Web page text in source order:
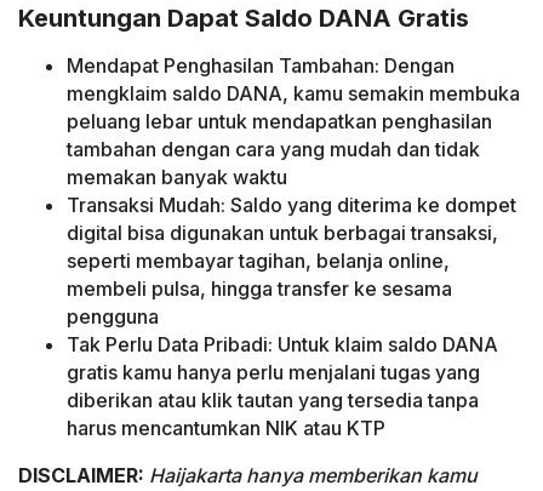
Keuntungan Dapat Saldo DANA Gratis
Mendapat Penghasilan Tambahan: Dengan
mengklaim saldo DANA, kamu semakin membuka
peluang lebar untuk mendapatkan penghasilan
tambahan dengan cara yang mudah dan tidak
memakan banyak waktu
Transaksi Mudah: Saldo yang diterima ke dompet
digital bisa digunakan untuk berbagai transaksi,
seperti membayar tagihan, belanja online,
membeli pulsa, hingga transfer ke sesama
pengguna
Tak Perlu Data Pribadi: Untuk klaim saldo DANA
gratis kamu hanya perlu menjalani tugas yang
diberikan atau klik tautan yang tersedia tanpa
harus mencantumkan NIK atau KTP
DISCLAIMER: Haijakarta hanya memberikan kamu